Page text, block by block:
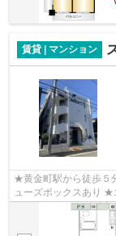
賃貸 | マンション
★黄金町駅から徒歩５
ューズボックスあり